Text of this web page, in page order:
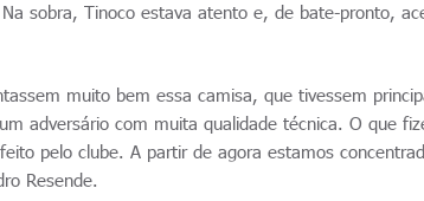
sobra, Tinoco estava atento e, de bate-pronto,
muito bem essa camisa, que tivessem
adversário com muita qualidade técnica. O que
pelo clube. A partir de agora estamos
Resende.